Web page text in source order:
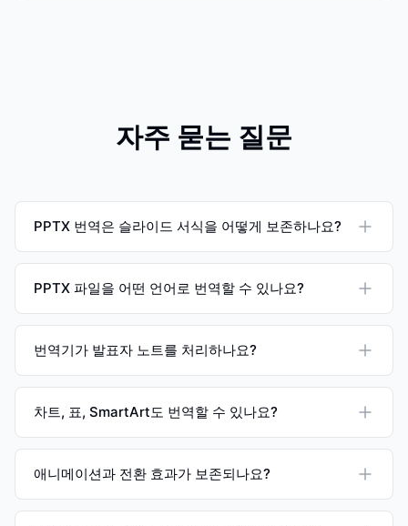
자주 묻는 질문
PPTX 번역은 슬라이드 서식을 어떻게 보존하나요?
PPTX 파일을 어떤 언어로 번역할 수 있나요?
번역기가 발표자 노트를 처리하나요?
차트, 표, SmartArt도 번역할 수 있나요?
애니메이션과 전환 효과가 보존되나요?